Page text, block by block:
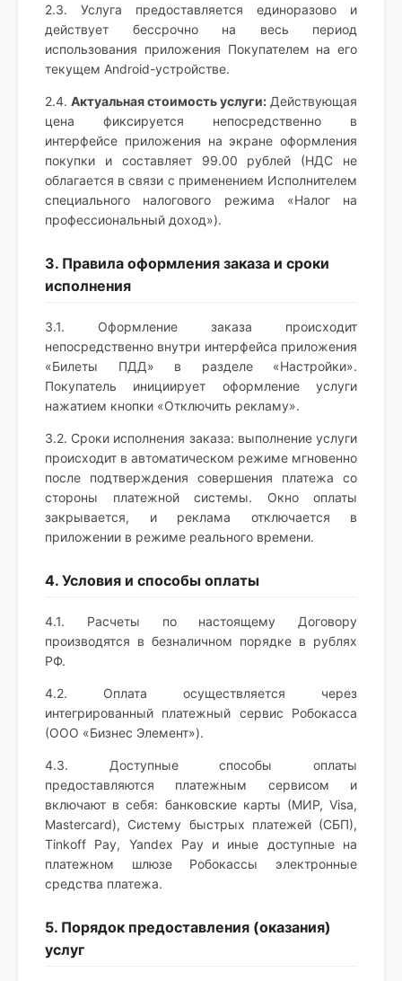
2.3. Услуга предоставляется единоразово и
действует бессрочно на весь период
использования приложения Покупателем на его
текущем Android-устройстве.
2.4. Актуальная стоимость услуги: Действующая
цена фиксируется непосредственно в
интерфейсе приложения на экране оформления
покупки и составляет 99.00 рублей (НДС не
облагается в связи с применением Исполнителем
специального налогового режима «Налог на
профессиональный доход»).
3. Правила оформления заказа и сроки
исполнения
3.1. Оформление заказа происходит
непосредственно внутри интерфейса приложения
«Билеты ПДД» в разделе «Настройки».
Покупатель инициирует оформление услуги
нажатием кнопки «Отключить рекламу».
3.2. Сроки исполнения заказа: выполнение услуги
происходит в автоматическом режиме мгновенно
после подтверждения совершения платежа со
стороны платежной системы. Окно оплаты
закрывается, и реклама отключается в
приложении в режиме реального времени.
4. Условия и способы оплаты
4.1. Расчеты по настоящему Договору
производятся в безналичном порядке в рублях
РФ.
4.2. Оплата осуществляется через
интегрированный платежный сервис Робокасса
(ООО «Бизнес Элемент»).
4.3. Доступные способы оплаты
предоставляются платежным сервисом и
включают в себя: банковские карты (МИР, Visa,
Mastercard), Систему быстрых платежей (СБП),
Tinkoff Pay, Yandex Pay и иные доступные на
платежном шлюзе Робокассы электронные
средства платежа.
5. Порядок предоставления (оказания)
услуг